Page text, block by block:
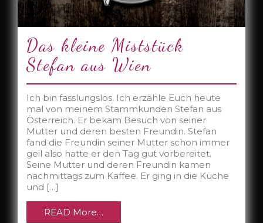
Das kleine Miststück
Stefan aus Wien
Ich bin fasslungslos. Ich erzähle Euch heute
mal von meinem Stammkunden Stefan aus
Österreich. Er bekam Besuch von seiner
Mutter und deren besten Freundin. Stefan
fand die Freundin seiner Mutter schon immer
geil also hatte er den Tag gut vorbereitet.
Seine Mutter und deren Freundin kamen
nachmittags zum Kaffee. Er ging in die Küche
und […]
READ More…